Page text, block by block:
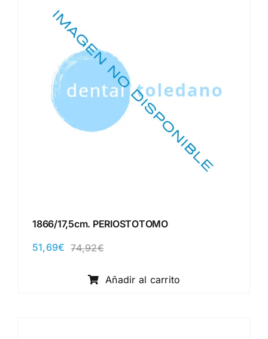
1866/17,5cm. PERIOSTOTOMO
74,92€El
original
era:
51,69€
El
actual
es:
Añadir al carrito